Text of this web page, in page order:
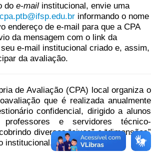
do e-mail institucional, envie uma
cpa.ptb@ifsp.edu.br informando o nome
endereço de e-mail para que a CPA
da mensagem com o link da
e-mail institucional criado e, assim,
da avaliação.
de Avaliação (CPA) local organiza o
que é realizada anualmente
confidencial, dirigido a alunos
professores e servidores técnico-
diversos “eixos” e “dimensões”
institucional.